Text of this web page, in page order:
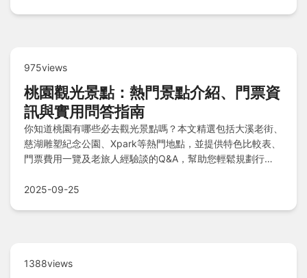
975views
桃園觀光景點：熱門景點介紹、門票資
訊與實用問答指南
你知道桃園有哪些必去觀光景點嗎？本文精選包括大溪老街、
慈湖雕塑紀念公園、Xpark等熱門地點，並提供特色比較表、
門票費用一覽及老旅人經驗談的Q&A，幫助您輕鬆規劃行
2025-09-25
1388views